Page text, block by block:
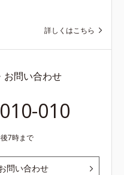
詳しくはこちら
お問い合わせ
010
7時まで
問い合わせ